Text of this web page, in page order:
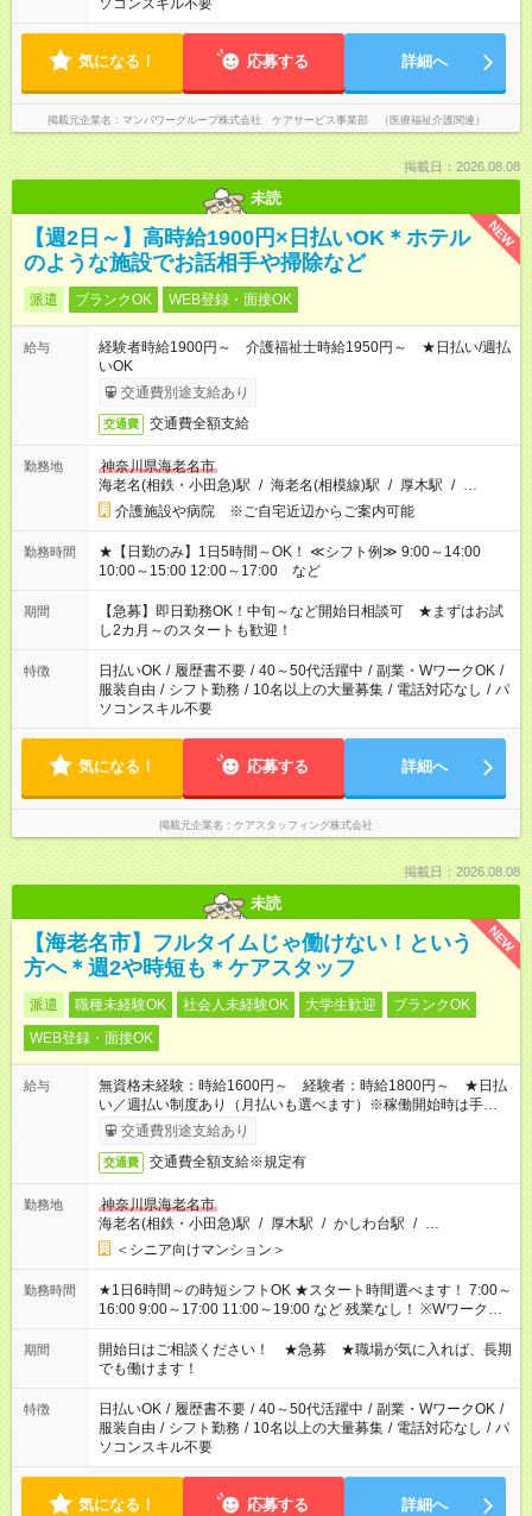
ソコンスキル不要
気になる！ 応募する 詳細へ
掲載元企業名 マンパワーグループ株式会社 ケアサービス事業部 （医療福祉介護関連）
掲載日：2026.08.08
未読
NEW
【週2日～】高時給1900円×日払いOK＊ホテル
のような施設でお話相手や掃除など
派遣 ブランクOK WEB登録・面接OK
給与
経験者時給1900円～ 介護福祉士時給1950円～ ★日払い/週払
いOK
交通費別途支給あり
交通費 交通費全額支給
勤務地
神奈川県海老名市
海老名(相鉄・小田急)駅 / 海老名(相模線)駅 / 厚木駅 / …
介護施設や病院 ※ご自宅近辺からご案内可能
勤務時間
★【日勤のみ】1日5時間～OK！ ≪シフト例≫ 9:00～14:00
10:00～15:00 12:00～17:00 など
期間
【急募】即日勤務OK！中旬～など開始日相談可 ★まずはお試
し2カ月～のスタートも歓迎！
特徴 日払いOK / 履歴書不要 / 40～50代活躍中 / 副業・WワークOK /
服装自由 / シフト勤務 / 10名以上の大量募集 / 電話対応なし / パ
ソコンスキル不要
気になる！ 応募する 詳細へ
掲載元企業名 ケアスタッフィング株式会社
掲載日：2026.08.08
未読
NEW
【海老名市】フルタイムじゃ働けない！という
方へ＊週2や時短も＊ケアスタッフ
派遣 職種未経験OK 社会人未経験OK 大学生歓迎
ブランクOK
WEB登録・面接OK
給与
無資格未経験：時給1600円～ 経験者：時給1800円～ ★日払
い／週払い制度あり（月払いも選べます）※稼働開始時は手続き
完了次第のお支払いとなります。
交通費別途支給あり
交通費 交通費全額支給※規定有
勤務地
神奈川県海老名市
海老名(相鉄・小田急)駅 / 厚木駅 / かしわ台駅 / …
＜シニア向けマンション＞
勤務時間
★1日6時間～の時短シフトOK ★スタート時間選べます！ 7:00～
16:00 9:00～17:00 11:00～19:00 など 残業なし！ ※Wワークの
場合、他のお仕事と合わせ週40時間超の就業はご案内できませ
ん ※法令に基づき、週20時間以上勤務は社会保険への加入対象
となります ※労働者派遣法（日雇い派遣の原則禁止）により、
短時間・短期間の就業はご案内が難しい場合があります
期間
開始日はご相談ください！ ★急募 ★職場が気に入れば、長期
でも働けます！
特徴 日払いOK / 履歴書不要 / 40～50代活躍中 / 副業・WワークOK /
服装自由 / シフト勤務 / 10名以上の大量募集 / 電話対応なし / パ
ソコンスキル不要
気になる！ 応募する 詳細へ